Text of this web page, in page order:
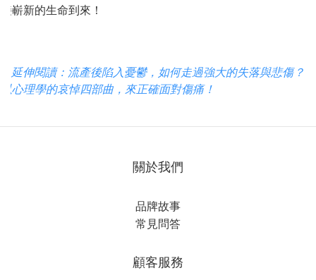
接嶄新的生命到來！
> 延伸閱讀：流產後陷入憂鬱，如何走過強大的失落與悲傷？
以心理學的哀悼四部曲，來正確面對傷痛！
關於我們
品牌故事
常見問答
顧客服務